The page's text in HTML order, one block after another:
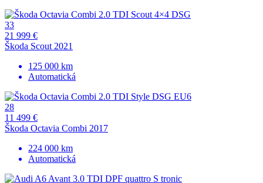
33
21 999 €
Škoda Scout 2021
125 000 km
Automatická
28
11 499 €
Škoda Octavia Combi 2017
224 000 km
Automatická